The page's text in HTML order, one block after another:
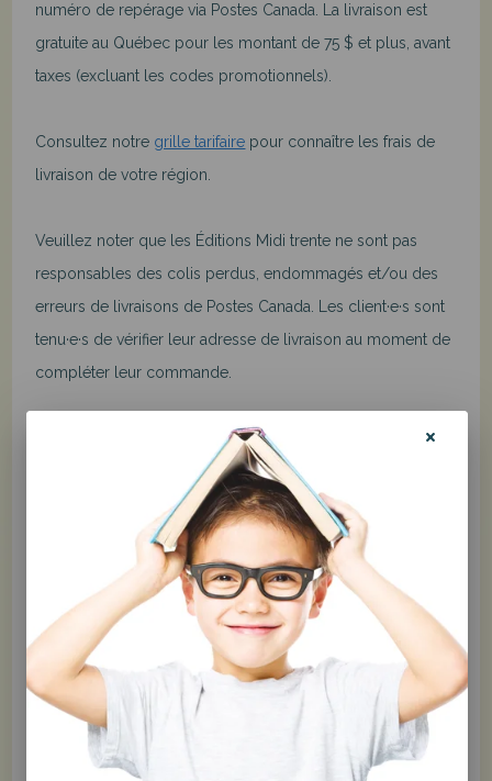
numéro de repérage via Postes Canada. La livraison est
gratuite au Québec pour les montant de 75 $ et plus, avant
taxes (excluant les codes promotionnels).
Consultez notre grille tarifaire pour connaître les frais de
livraison de votre région.
Veuillez noter que les Éditions Midi trente ne sont pas
responsables des colis perdus, endommagés et/ou des
erreurs de livraisons de Postes Canada. Les client·e·s sont
tenu·e·s de vérifier leur adresse de livraison au moment de
compléter leur commande.
» Qu'arrive-t-il si j'ai omis d'indiquer un numéro
d'appartement ou si j'ai fait une erreur dans mon
Pour tout colis nous ayant été retourné en raison
d’une erreur dans la livraison qui origine du·de la client·e
(oubli d’inscrire le numéro d’appartement ou erreur
d’adresse, par exemple) des frais de livraison pour le
renvoi sont exigés, soit le tarif de base de Postes Canada +
taxes, même si la commande est de plus de 75$ + taxes et
bénéficiait donc originalement de la livraison gratuite.
» Comment ça fonctionne pour les retours ou les